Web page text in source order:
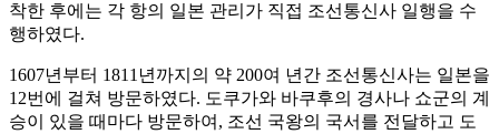
착한 후에는 각 항의 일본 관리가 직접 조선통신사 일행을 수
행하였다.
1607년부터 1811년까지의 약 200여 년간 조선통신사는 일본을
12번에 걸쳐 방문하였다. 도쿠가와 바쿠후의 경사나 쇼군의 계
승이 있을 때마다 방문하여, 조선 국왕의 국서를 전달하고 도